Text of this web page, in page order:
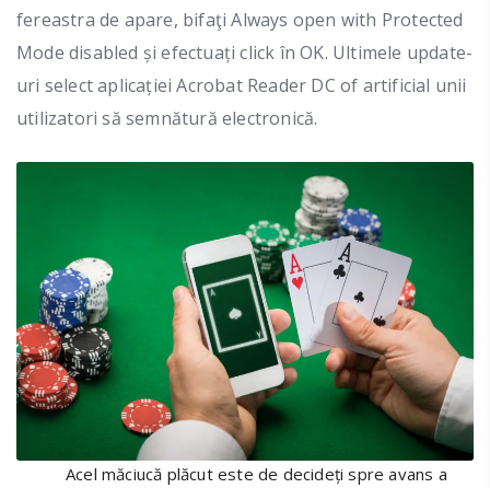
fereastra de apare, bifaţi Always open with Protected
Mode disabled și efectuați click în OK. Ultimele update-
uri select aplicației Acrobat Reader DC of artificial unii
utilizatori să semnătură electronică.
Acel măciucă plăcut este de decideți spre avans a